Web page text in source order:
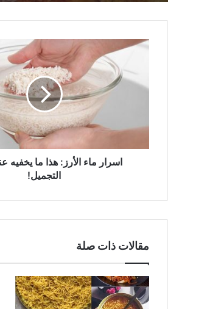
اسرار
هذا
التجميل!
اسرار ماء الأرز: هذا ما يخفيه
التجميل!
مقالات ذات صلة